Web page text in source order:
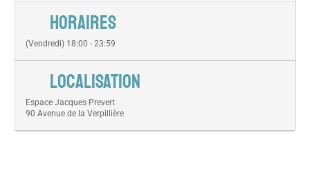
HORAIRES
(Vendredi) 18:00 - 23:59
LOCALISATION
Espace Jacques Prevert
90 Avenue de la Verpillière